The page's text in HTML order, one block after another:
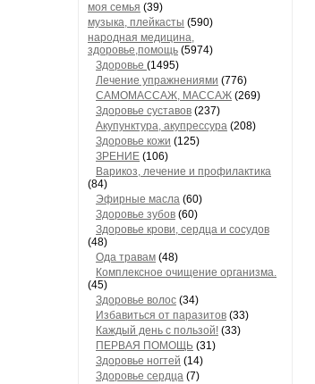
моя семья (39)
музыка, плейкасты (590)
народная медицина,
здоровье,помощь (5974)
Здоровье (1495)
Лечение упражнениями (776)
САМОМАССАЖ, МАССАЖ (269)
Здоровье суставов (237)
Акупунктура, акупрессура (208)
Здоровье кожи (125)
ЗРЕНИЕ (106)
Варикоз, лечение и профилактика
(84)
Эфирные масла (60)
Здоровье зубов (60)
Здоровье крови, сердца и сосудов
(48)
Ода травам (48)
Комплексное очищение организма.
(45)
Здоровье волос (34)
Избавиться от паразитов (33)
Каждый день с пользой! (33)
ПЕРВАЯ ПОМОЩЬ (31)
Здоровье ногтей (14)
Здоровье сердца (7)